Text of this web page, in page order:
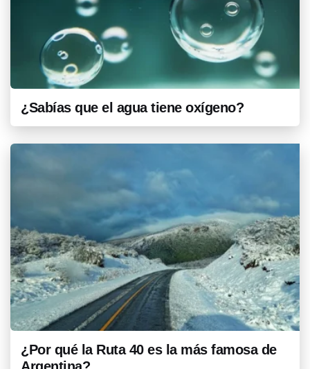
¿Sabías que el agua tiene oxígeno?
¿Por qué la Ruta 40 es la más famosa de
Argentina?